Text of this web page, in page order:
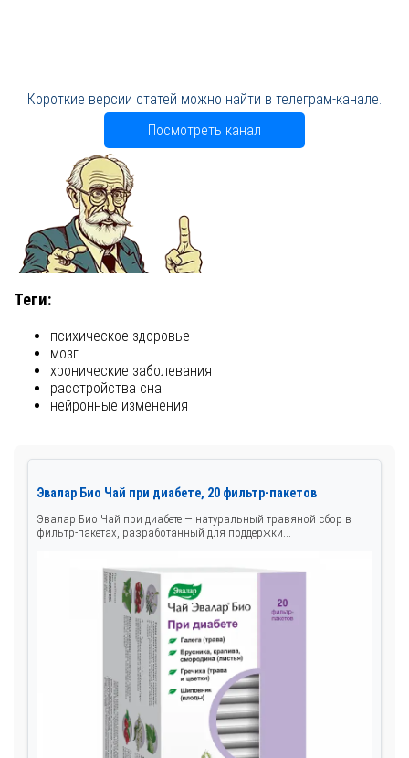
Короткие версии статей можно найти в телеграм-канале.
Посмотреть канал
Теги:
психическое здоровье
мозг
хронические заболевания
расстройства сна
нейронные изменения
Эвалар Био Чай при диабете, 20 фильтр-пакетов
Эвалар Био Чай при диабете — натуральный травяной сбор в
фильтр-пакетах, разработанный для поддержки...